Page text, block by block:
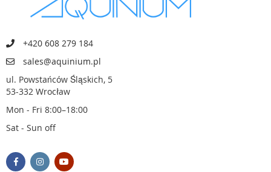
+420 608 279 184
sales@aquinium.pl
ul. Powstańców Śląskich, 5
53-332 Wrocław
Mon - Fri 8:00–18:00
Sat - Sun off